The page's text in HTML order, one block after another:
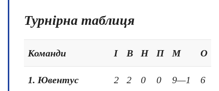
Турнірна таблиця
Команди І В Н П М О
1. Ювентус 2 2 0 0 9—1 6